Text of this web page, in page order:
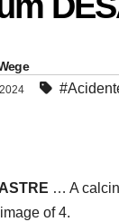
… A
of 4.